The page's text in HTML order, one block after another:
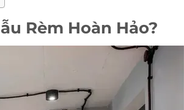
Rèm Hoàn Hảo?